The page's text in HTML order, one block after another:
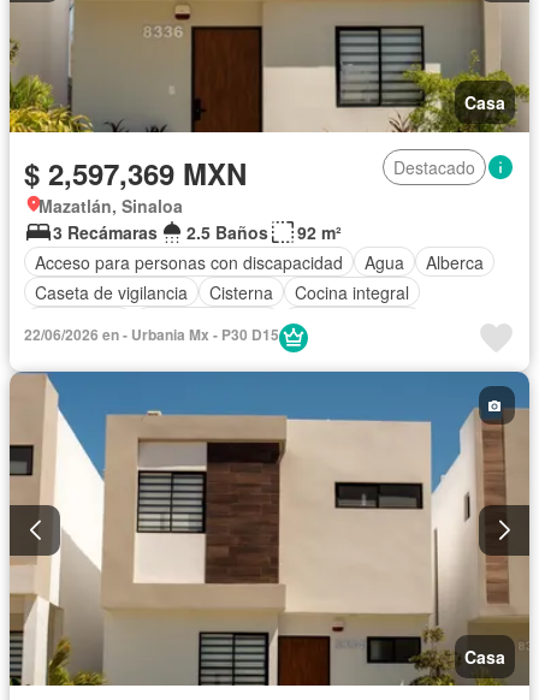
Casa
$ 2,597,369 MXN
Destacado
Mazatlán, Sinaloa
3 Recámaras
2.5 Baños
92 m²
Acceso para personas con discapacidad
Agua
Alberca
Caseta de vigilancia
Cisterna
Cocina integral
Sala polivalente
22/06/2026 en - Urbania Mx - P30 D15
Casa